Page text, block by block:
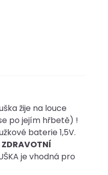
žije na louce
po jejím hřbetě) !
baterie 1,5V.
je vhodná pro